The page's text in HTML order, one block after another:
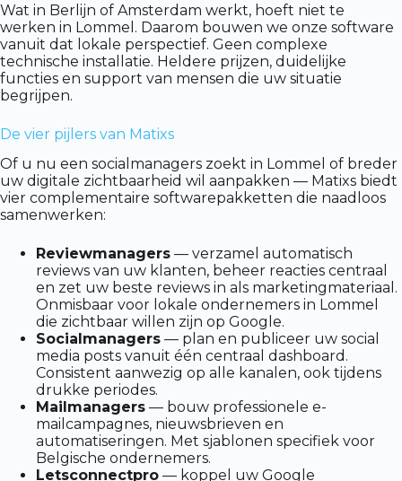
Wat in Berlijn of Amsterdam werkt, hoeft niet te
werken in Lommel. Daarom bouwen we onze software
vanuit dat lokale perspectief. Geen complexe
technische installatie. Heldere prijzen, duidelijke
functies en support van mensen die uw situatie
begrijpen.
De vier pijlers van Matixs
Of u nu een socialmanagers zoekt in Lommel of breder
uw digitale zichtbaarheid wil aanpakken — Matixs biedt
vier complementaire softwarepakketten die naadloos
samenwerken:
Reviewmanagers — verzamel automatisch
reviews van uw klanten, beheer reacties centraal
en zet uw beste reviews in als marketingmateriaal.
Onmisbaar voor lokale ondernemers in Lommel
die zichtbaar willen zijn op Google.
Socialmanagers — plan en publiceer uw social
media posts vanuit één centraal dashboard.
Consistent aanwezig op alle kanalen, ook tijdens
drukke periodes.
Mailmanagers — bouw professionele e-
mailcampagnes, nieuwsbrieven en
automatiseringen. Met sjablonen specifiek voor
Belgische ondernemers.
Letsconnectpro — koppel uw Google